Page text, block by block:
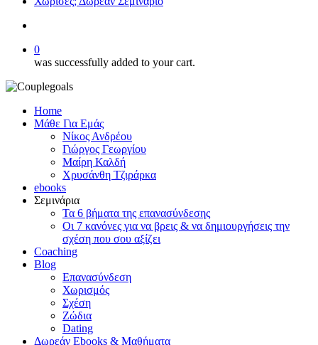
0
was successfully added to your cart.
Home
Μάθε Για Εμάς
Νίκος Ανδρέου
Γιώργος Γεωργίου
Μαίρη Καλδή
Χρυσάνθη Τζιράρκα
ebooks
Σεμινάρια
Τα 6 βήματα της επανασύνδεσης
Οι 7 κανόνες για να βρεις & να δημιουργήσεις την
σχέση που σου αξίζει
Coaching
Blog
Επανασύνδεση
Χωρισμός
Σχέση
Ζώδια
Dating
Δωρεάν Ebooks & Μαθήματα